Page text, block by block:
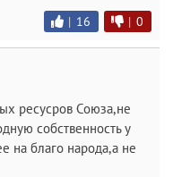
| 16 | 0
ресусров Союза,не
собственность у
на благо народа,а не